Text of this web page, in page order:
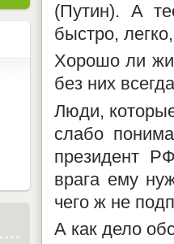
(Путин). А
быстро,
Хорошо ли
без них
Люди,
слабо
президент
врага ему
чего ж не
А как дело